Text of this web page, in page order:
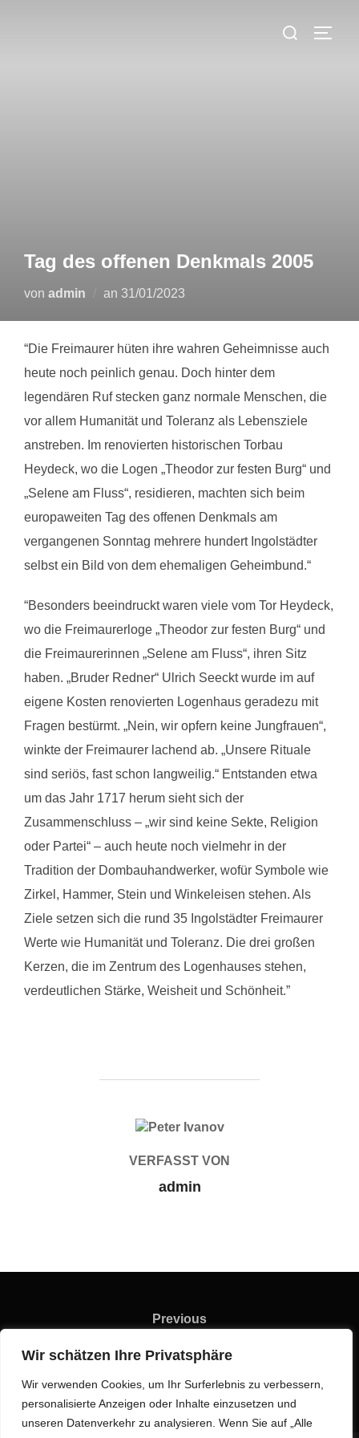
Wir schätzen Ihre Privatsphäre
Wir verwenden Cookies, um Ihr Surferlebnis zu verbessern,
personalisierte Anzeigen oder Inhalte einzusetzen und
unseren Datenverkehr zu analysieren. Wenn Sie auf „Alle
Suchen
Tag des offenen Denkmals 2005
von admin an Veröffentlicht
31/01/2023
“Die Freimaurer hüten ihre wahren Geheimnisse auch
heute noch peinlich genau. Doch hinter dem
legendären Ruf stecken ganz normale Menschen, die
vor allem Humanität und Toleranz als Lebensziele
anstreben. Im renovierten historischen Torbau
Heydeck, wo die Logen „Theodor zur festen Burg“ und
„Selene am Fluss“, residieren, machten sich beim
europaweiten Tag des offenen Denkmals am
vergangenen Sonntag mehrere hundert Ingolstädter
selbst ein Bild von dem ehemaligen Geheimbund.“
“Besonders beeindruckt waren viele vom Tor Heydeck,
wo die Freimaurerloge „Theodor zur festen Burg“ und
die Freimaurerinnen „Selene am Fluss“, ihren Sitz
haben. „Bruder Redner“ Ulrich Seeckt wurde im auf
eigene Kosten renovierten Logenhaus geradezu mit
Fragen bestürmt. „Nein, wir opfern keine Jungfrauen“,
winkte der Freimaurer lachend ab. „Unsere Rituale
sind seriös, fast schon langweilig.“ Entstanden etwa
um das Jahr 1717 herum sieht sich der
Zusammenschluss – „wir sind keine Sekte, Religion
oder Partei“ – auch heute noch vielmehr in der
Tradition der Dombauhandwerker, wofür Symbole wie
Zirkel, Hammer, Stein und Winkeleisen stehen. Als
Ziele setzen sich die rund 35 Ingolstädter Freimaurer
Werte wie Humanität und Toleranz. Die drei großen
Kerzen, die im Zentrum des Logenhauses stehen,
verdeutlichen Stärke, Weisheit und Schönheit.”
BEITRAGSAUTOR
VERFASST VON
admin
Previous
Previous
Die geheime Welt der Freimaurer